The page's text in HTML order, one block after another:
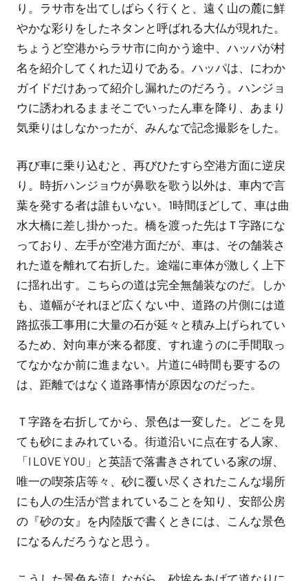
り。ラサ市を出てしばらく行くと、遠く山の麓に鮮
やかな彩りをしたネタンと呼ばれる大仏が現れた。
ちょうど空港からラサ市に向かう途中、ハッパが村
名を紹介してくれた辺りである。ハッパは、にわか
ガイドだけあって紹介し漏れたのだろう。ハンジョ
ウに誘われるままそこでいったん車を降り、あまり
気乗りはしなかったが、みんなで記念撮影をした。
再び車に乗り込むと、再びひたすら空港方面に逆戻
り。時折ハンジョウが鼻歌を歌う以外は、車内で言
葉を発する者は誰もいない。1時間ほどして、車は曲
水大橋に差し掛かった。橋を渡った先はＴ字路にな
っており、左手が空港方面だが、車は、その舗装さ
れた道を離れて右折した。途端に車体が激しく上下
に揺れ出す。こちらの道は完全無舗装なのだ。しか
も、道幅がそれほど広くない中、道路の片側には道
路拡張工事用に大量の石が延々と積み上げられてい
るため、対向車が来る都度、すれ違うのに手間取っ
てなかなか前に進まない。片道に4時間も要するの
は、距離ではなく道路事情が原因なのだった。
Ｔ字路を右折してから、景色は一変した。どこを見
ても砂にまみれている。街道沿いに点在する人家、
「I LOVE YOU」と英語で落書きされている家の塀、
唯一の喫茶店等々、砂に覆い尽くされたこんな場所
にも人の生活が営まれていることを知り、安部公房
の『砂の女』を内陸版で書くときには、こんな景色
になるんだろうなと思う。
こうした景色を流しながら、砂埃をあげて道なりに